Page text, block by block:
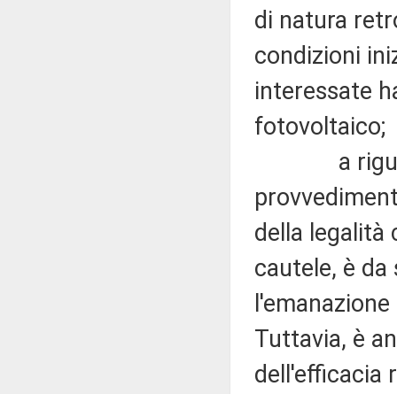
di natura
condizioni
interessate
fotovoltaico;
a
della legalità
cautele, è
Tuttavia, è
dell'efficacia